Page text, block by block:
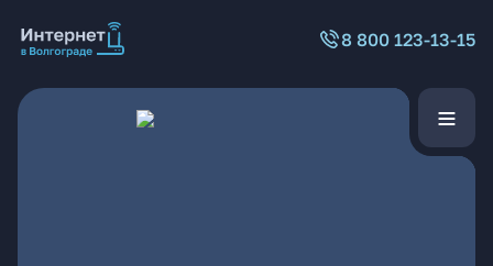
8 800 123-13-15